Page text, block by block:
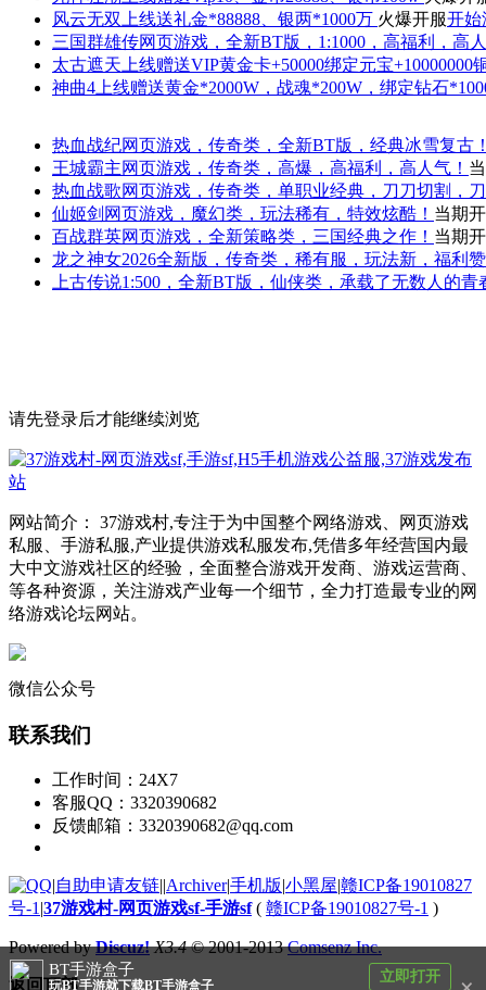
BT手游盒子
玩BT手游就下载BT手游盒子
立即打开
风云无双 上线送礼金*88888、银两*1000万 火爆开服开始
三国群雄传网页游戏，全新BT版，1:1000，高福利，高
太古遮天 上线赠送VIP黄金卡+50000绑定元宝+10000000
神曲4 上线赠送黄金*2000W，战魂*200W，绑定钻石
热血战纪网页游戏，传奇类，全新BT版，经典冰雪复古
王城霸主网页游戏，传奇类，高爆，高福利，高人气！
热血战歌网页游戏，传奇类，单职业经典，刀刀切割，
仙姬剑 网页游戏，魔幻类，玩法稀有，特效炫酷！ 当期
百战群英网页游戏，全新策略类，三国经典之作！ 当期
龙之神女2026全新版，传奇类，稀有服，玩法新，福利
上古传说1:500，全新BT版，仙侠类，承载了无数人的青
请先登录后才能继续浏览
网站简介： 37游戏村,专注于为中国整个网络游戏、网页游戏
私服、手游私服,产业提供游戏私服发布,凭借多年经营国内最
大中文游戏社区的经验，全面整合游戏开发商、游戏运营商、
等各种资源，关注游戏产业每一个细节，全力打造最专业的网
络游戏论坛网站。
微信公众号
联系我们
工作时间：24X7
客服QQ：3320390682
反馈邮箱：3320390682@qq.com
|自助申请友链||Archiver|手机版|小黑屋|赣ICP备19010827
号-1 |37游戏村-网页游戏sf-手游sf( 赣ICP备19010827号-1 )
Powered byDiscuz! X3.4 © 2001-2013Comsenz Inc.
返回顶部